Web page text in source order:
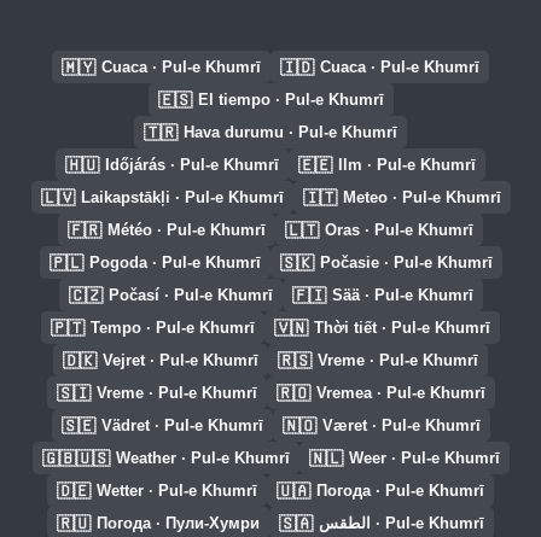
🇲🇾 Cuaca · Pul-e Khumrī 🇮🇩 Cuaca · Pul-e Khumrī
🇪🇸 El tiempo · Pul-e Khumrī
🇹🇷 Hava durumu · Pul-e Khumrī
🇭🇺 Időjárás · Pul-e Khumrī 🇪🇪 Ilm · Pul-e Khumrī
🇱🇻 Laikapstākļi · Pul-e Khumrī 🇮🇹 Meteo · Pul-e Khumrī
🇫🇷 Météo · Pul-e Khumrī 🇱🇹 Oras · Pul-e Khumrī
🇵🇱 Pogoda · Pul-e Khumrī 🇸🇰 Počasie · Pul-e Khumrī
🇨🇿 Počasí · Pul-e Khumrī 🇫🇮 Sää · Pul-e Khumrī
🇵🇹 Tempo · Pul-e Khumrī 🇻🇳 Thời tiết · Pul-e Khumrī
🇩🇰 Vejret · Pul-e Khumrī 🇷🇸 Vreme · Pul-e Khumrī
🇸🇮 Vreme · Pul-e Khumrī 🇷🇴 Vremea · Pul-e Khumrī
🇸🇪 Vädret · Pul-e Khumrī 🇳🇴 Været · Pul-e Khumrī
🇬🇧🇺🇸 Weather · Pul-e Khumrī 🇳🇱 Weer · Pul-e Khumrī
🇩🇪 Wetter · Pul-e Khumrī 🇺🇦 Погода · Pul-e Khumrī
🇷🇺 Погода · Пули-Хумри 🇸🇦 الطقس · Pul-e Khumrī